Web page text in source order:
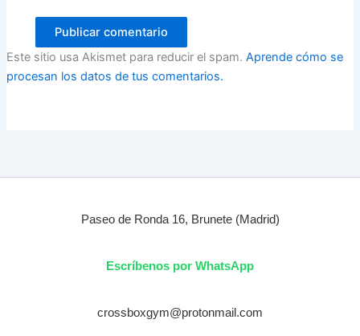
Este sitio usa Akismet para reducir el spam. Aprende cómo se
procesan los datos de tus comentarios.
Paseo de Ronda 16, Brunete (Madrid)
Escríbenos por WhatsApp
crossboxgym@protonmail.com